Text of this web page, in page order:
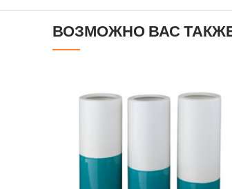
ВОЗМОЖНО ВАС